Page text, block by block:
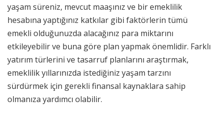
yaşam süreniz, mevcut maaşınız ve bir emeklilik
hesabına yaptığınız katkılar gibi faktörlerin tümü
emekli olduğunuzda alacağınız para miktarını
etkileyebilir ve buna göre plan yapmak önemlidir. Farklı
yatırım türlerini ve tasarruf planlarını araştırmak,
emeklilik yıllarınızda istediğiniz yaşam tarzını
sürdürmek için gerekli finansal kaynaklara sahip
olmanıza yardımcı olabilir.